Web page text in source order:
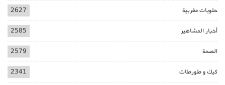
حلويات مغربية 2627
أخبار المشاهير 2585
الصحة 2579
كيك و طورطات 2341